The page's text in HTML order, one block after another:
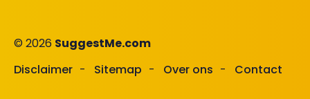
© 2026 SuggestMe.com
Disclaimer
Sitemap Over ons Contact